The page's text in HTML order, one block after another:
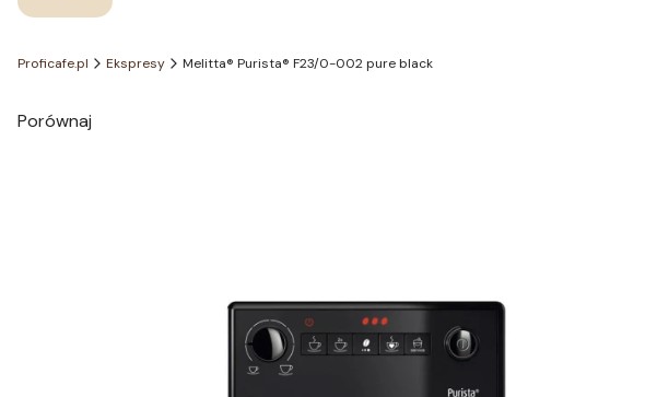
Proficafe.pl Ekspresy Melitta® Purista® F23/0-002 pure black
Porównaj